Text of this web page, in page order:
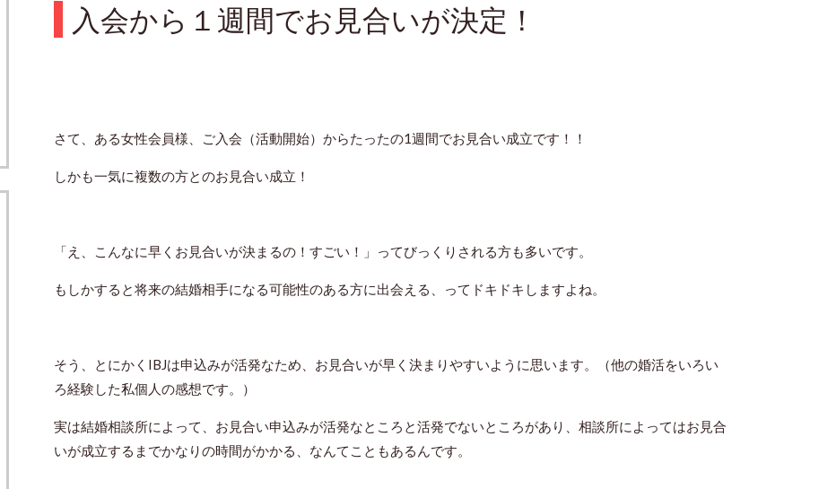
入会から１週間でお見合いが決定！
さて、ある女性会員様、ご入会（活動開始）からたったの1週間でお見合い成立です！！
しかも一気に複数の方とのお見合い成立！
「え、こんなに早くお見合いが決まるの！すごい！」ってびっくりされる方も多いです。
もしかすると将来の結婚相手になる可能性のある方に出会える、ってドキドキしますよね。
そう、とにかくIBJは申込みが活発なため、お見合いが早く決まりやすいように思います。（他の婚活をいろい
ろ経験した私個人の感想です。）
実は結婚相談所によって、お見合い申込みが活発なところと活発でないところがあり、相談所によってはお見合
いが成立するまでかなりの時間がかかる、なんてこともあるんです。